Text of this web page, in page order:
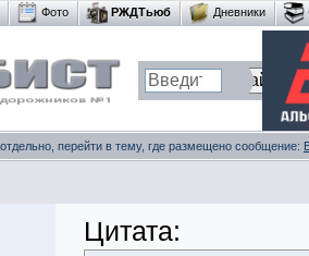
Фото РЖДТьюб Дневники
перейти в тему, где размещено сообщение:
Цитата: